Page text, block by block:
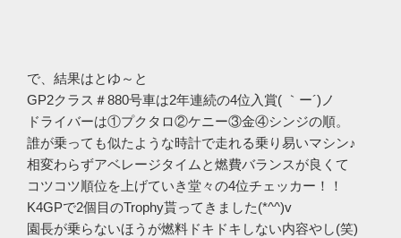
で、結果はとゆ～と
GP2クラス＃880号車は2年連続の4位入賞( ｀ー´)ノ
ドライバーは①プクタロ②ケニー③金④シンジの順。
誰が乗っても似たような時計で走れる乗り易いマシン♪
相変わらずアベレージタイムと燃費バランスが良くて
コツコツ順位を上げていき堂々の4位チェッカー！！
K4GPで2個目のTrophy貰ってきました(*^^)v
園長が乗らないほうが燃料ドキドキしない内容やし(笑)